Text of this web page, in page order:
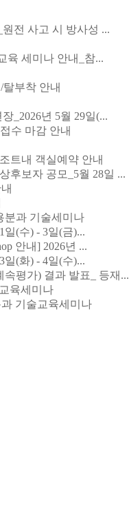
전 사고 시 방사성 ...
육 세미나 안내_참...
부착 안내
_2026년 5월 29일(...
수 마감 안내
트내 객실예약 안내
후보자 공모_5월 28일 ...
분과 기술세미나
일(수) - 3일(금)...
안내] 2026년 ...
일(화) - 4일(수)...
평가) 결과 발표_ 등재...
육세미나
기술교육세미나